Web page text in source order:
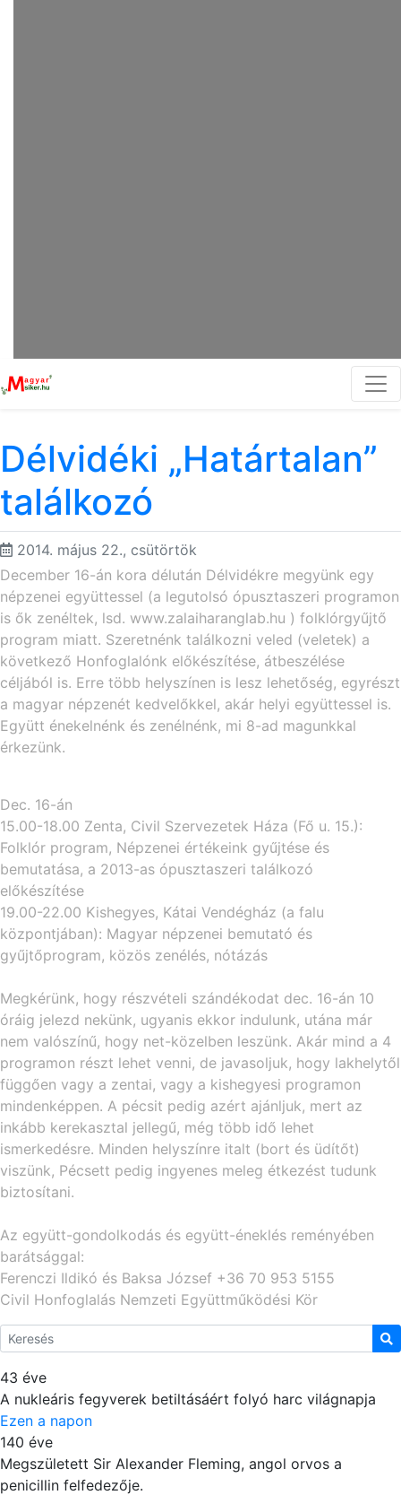
Délvidéki „Határtalan”
találkozó
2014. május 22., csütörtök
December 16-án kora délután Délvidékre megyünk egy
népzenei együttessel (a legutolsó ópusztaszeri programon
is ők zenéltek, lsd. www.zalaiharanglab.hu ) folklórgyűjtő
program miatt. Szeretnénk találkozni veled (veletek) a
következő Honfoglalónk előkészítése, átbeszélése
céljából is. Erre több helyszínen is lesz lehetőség, egyrészt
a magyar népzenét kedvelőkkel, akár helyi együttessel is.
Együtt énekelnénk és zenélnénk, mi 8-ad magunkkal
érkezünk.
Dec. 16-án
15.00-18.00 Zenta, Civil Szervezetek Háza (Fő u. 15.):
Folklór program, Népzenei értékeink gyűjtése és
bemutatása, a 2013-as ópusztaszeri találkozó
előkészítése
19.00-22.00 Kishegyes, Kátai Vendégház (a falu
központjában): Magyar népzenei bemutató és
gyűjtőprogram, közös zenélés, nótázás
Megkérünk, hogy részvételi szándékodat dec. 16-án 10
óráig jelezd nekünk, ugyanis ekkor indulunk, utána már
nem valószínű, hogy net-közelben leszünk. Akár mind a 4
programon részt lehet venni, de javasoljuk, hogy lakhelytől
függően vagy a zentai, vagy a kishegyesi programon
mindenképpen. A pécsit pedig azért ajánljuk, mert az
inkább kerekasztal jellegű, még több idő lehet
ismerkedésre. Minden helyszínre italt (bort és üdítőt)
viszünk, Pécsett pedig ingyenes meleg étkezést tudunk
biztosítani.
Az együtt-gondolkodás és együtt-éneklés reményében
barátsággal:
Ferenczi Ildikó és Baksa József +36 70 953 5155
Civil Honfoglalás Nemzeti Együttműködési Kör
43 éve
A nukleáris fegyverek betiltásáért folyó harc világnapja
Ezen a napon
140 éve
Megszületett Sir Alexander Fleming, angol orvos a
penicillin felfedezője.